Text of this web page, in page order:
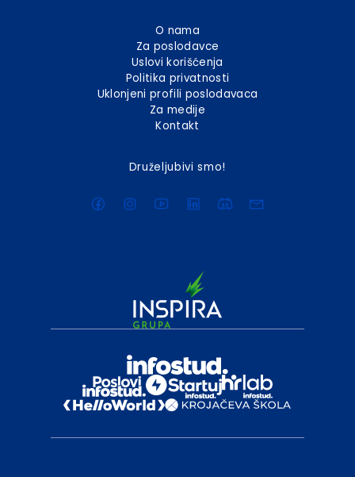
O nama
Za poslodavce
Uslovi korišćenja
Politika privatnosti
Uklonjeni profili poslodavaca
Za medije
Kontakt
Druželjubivi smo!